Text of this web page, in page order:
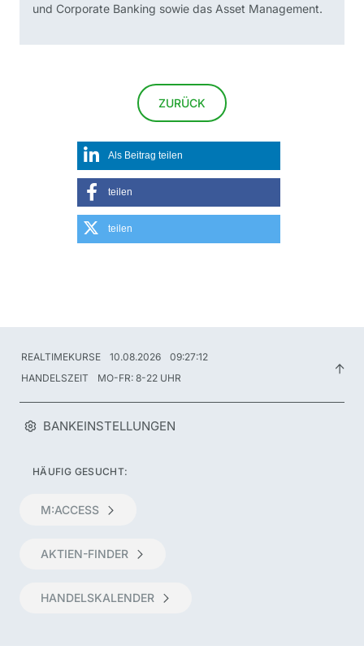
und Corporate Banking sowie das Asset Management.
ZURÜCK
teilen
BANKEINSTELLUNGEN
HÄUFIG GESUCHT:
M:ACCESS
AKTIEN-FINDER
HANDELSKALENDER
REALTIMEKURSE 10.08.2026
09:27:12
HANDELSZEIT
MO-FR: 8-22 UHR